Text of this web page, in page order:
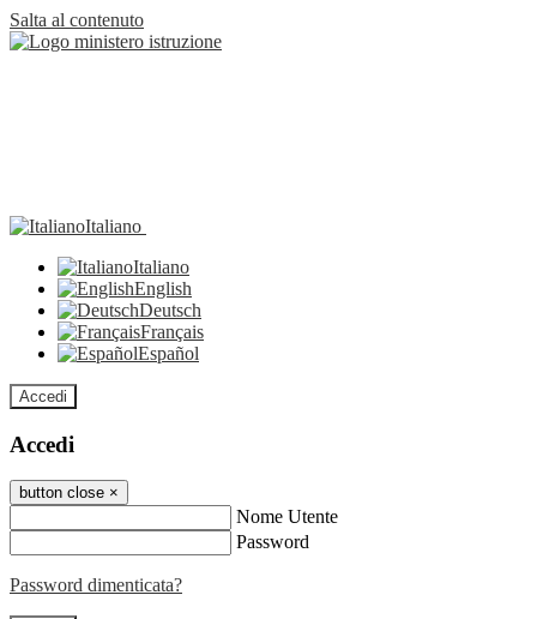
Salta al contenuto
Italiano
Italiano
English
Deutsch
Français
Español
Accedi
Accedi
button close ×
Nome Utente
Password
Password dimenticata?